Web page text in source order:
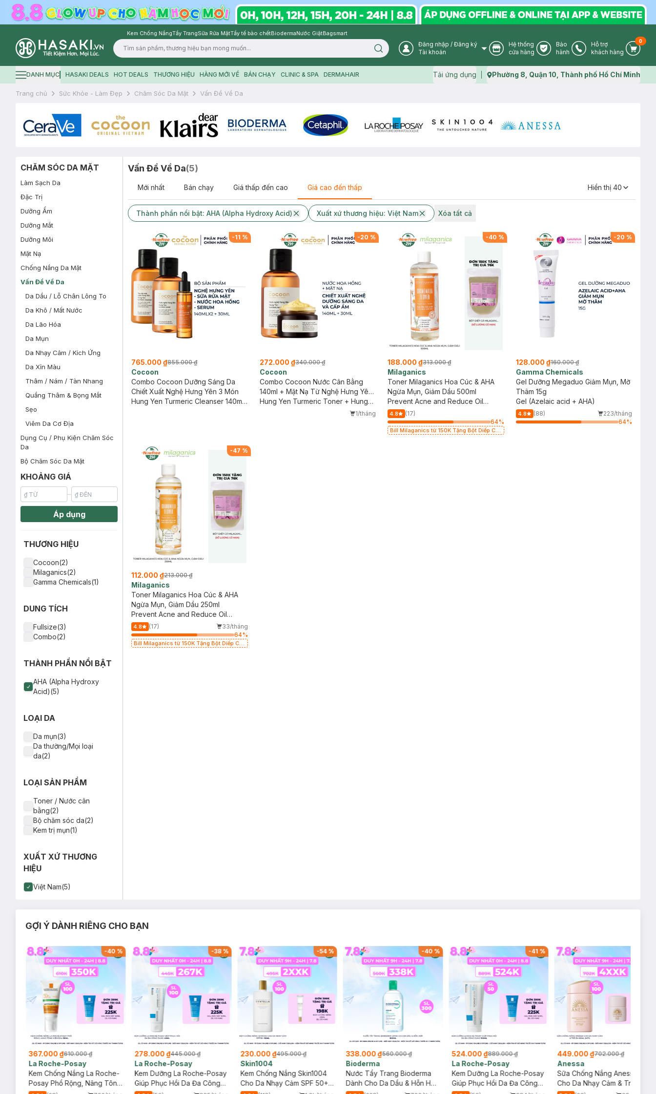
Kem Chống NắngTẩy TrangSữa Rửa MặtTẩy tế bào chếtBiodermaNước GiặtBagsmart
Logo
Search icon User Icon
Đăng nhập / Đăng ký
Tài khoản
Store Icon
Hệ thống
cửa hàng
Warranty Icon
Bảo
hành
Phone Icon
Hỗ trợ
khách hàng
Cart
0
Hamburger icon
DANH MỤC HASAKI DEALS HOT DEALS THƯƠNG HIỆU HÀNG MỚI VỀ BÁN CHẠY CLINIC & SPA DERMAHAIR Tải ứng dụng Map icon
Phường 8, Quận 10, Thành phố Hồ Chí Minh
Trang chủ Sức Khỏe - Làm Đẹp Chăm Sóc Da Mặt Vấn Đề Về Da
CHĂM SÓC DA MẶT
Làm Sạch Da
Đặc Trị
Dưỡng Ẩm
Dưỡng Mắt
Dưỡng Môi
Mặt Nạ
Chống Nắng Da Mặt
Vấn Đề Về Da
Da Dầu / Lỗ Chân Lông To
Da Khô / Mất Nước
Da Lão Hóa
Da Mụn
Da Nhạy Cảm / Kích Ứng
Da Xỉn Màu
Thâm / Nám / Tàn Nhang
Quầng Thâm & Bọng Mắt
Sẹo
Viêm Da Cơ Địa
Dụng Cụ / Phụ Kiện Chăm Sóc
Da
Bộ Chăm Sóc Da Mặt
KHOẢNG GIÁ
Áp dụng
THƯƠNG HIỆU
Cocoon(2)
Milaganics(2)
Gamma Chemicals(1)
DUNG TÍCH
Fullsize(3)
Combo(2)
THÀNH PHẦN NỔI BẬT
AHA (Alpha Hydroxy
Acid)(5)
LOẠI DA
Da mụn(3)
Da thường/Mọi loại
da(2)
LOẠI SẢN PHẨM
Toner / Nước cân
bằng(2)
Bộ chăm sóc da(2)
Kem trị mụn(1)
XUẤT XỨ THƯƠNG
HIỆU
Việt Nam(5)
Vấn Đề Về Da(5)
Mới nhất Bán chạy Giá thấp đến cao Giá cao đến thấp Hiển thị 40
Thành phần nổi bật: AHA (Alpha Hydroxy Acid) Xuất xứ thương hiệu: Việt Nam Xóa tất cả
-11 %
765.000 ₫855.000 ₫
Cocoon
Combo Cocoon Dưỡng Sáng Da
Chiết Xuất Nghệ Hưng Yên 3 Món
Hung Yen Turmeric Cleanser 140ml
-20 %
272.000 ₫340.000 ₫
Cocoon
Combo Cocoon Nước Cân Bằng
140ml + Mặt Nạ Từ Nghệ Hưng Yên
30ml
Hung Yen Turmeric Toner + Hung
1/tháng
-40 %
188.000 ₫313.000 ₫
Milaganics
Toner Milaganics Hoa Cúc & AHA
Ngừa Mụn, Giảm Dầu 500ml
Prevent Acne and Reduce Oil
Toner - Chamomilla, AHA,
Niacinamide 3%
4.8
(17)
64%
Bill Milaganics từ 150K Tặng Bột Diếp Cá
-20 %
128.000 ₫160.000 ₫
Gamma Chemicals
Gel Dưỡng Megaduo Giảm Mụn, Mờ
Thâm 15g
Gel (Azelaic acid + AHA)
4.8 (88)
223/tháng
64%
-47 %
112.000 ₫213.000 ₫
Milaganics
Toner Milaganics Hoa Cúc & AHA
Ngừa Mụn, Giảm Dầu 250ml
Prevent Acne and Reduce Oil
Toner - Chamomilla, AHA,
Niacinamide 3%
4.8 (17)
33/tháng
64%
Bill Milaganics từ 150K Tặng Bột Diếp Cá
GỢI Ý DÀNH RIÊNG CHO BẠN
-40 %
367.000 ₫610.000 ₫
La Roche-Posay
Kem Chống Nắng La Roche-
Posay Phổ Rộng, Nâng Tông
-38%
278.000 ₫445.000 ₫
La Roche-Posay
Kem Dưỡng La Roche-Posay
Giúp Phục Hồi Da Đa Công
-54%
230.000 ₫495.000 ₫
Skin1004
Kem Chống Nắng Skin1004
Cho Da Nhạy Cảm SPF 50+
-40 %
338.000 ₫560.000 ₫
Bioderma
Nước Tẩy Trang Bioderma
Dành Cho Da Dầu & Hỗn Hợp
-41 %
524.000 ₫889.000 ₫
La Roche-Posay
Kem Dưỡng La Roche-Posay
Giúp Phục Hồi Da Đa Công
449.000 ₫702.000 ₫
Anessa
Sữa Chống Nắng Anessa
Cho Da Nhạy Cảm & Trẻ Em